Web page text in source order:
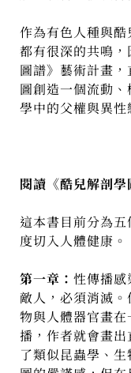
作為有色人種與酷
都有很深的共鳴
圖譜》藝術計畫
圖創造一個流動
學中的父權與異性
閱讀《酷兒解剖學
這本書目前分為
度切入人體健康。
第一章：性傳播
敵人，必須消滅
物與人體器官畫
播，作者就會畫
了類似昆蟲學、